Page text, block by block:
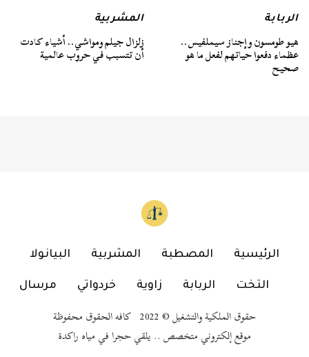
الربابة
هيو طومسون وإجناز سيملفيس..
عظماء دفعوا حياتهم لفعل ما هو
صحيح
المشربية
زلزال جيلم ومواشي.. أشياء كادت
أن تتسبب في حروب عالمية
الرئيسية المصطبة المشربية البيانولا
التخت الربابة زاوية خردواتي مرسال
حقوق الملكية والتشغيل © 2022 كافه الحقوق محفوظة
موقع إلكتروني متخصص .. يلقي حجرا في مياه راكدة